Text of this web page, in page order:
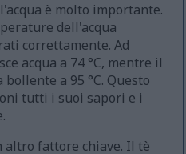
è molto importante.
dell'acqua
correttamente. Ad
acqua a 74 °C, mentre il
a 95 °C. Questo
tutti i suoi sapori e i
fattore chiave. Il tè